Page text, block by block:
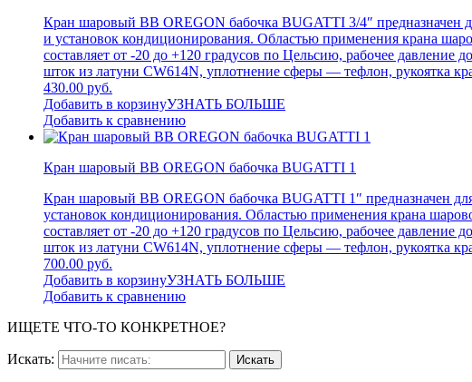
Кран шаровый ВВ OREGON бабочка BUGATTI 3/4″ предназначен
и установок кондиционирования. Областью применения крана
составляет от -20 до +120 градусов по Цельсию, рабочее
шток из латуни CW614N, уплотнение сферы — тефлон, рукоятка
430.00 руб.
Добавить в корзинуУЗНАТЬ БОЛЬШЕ
Добавить к сравнению
Кран шаровый ВВ OREGON бабочка BUGATTI 1
Кран шаровый ВВ OREGON бабочка BUGATTI 1″ предназначен
установок кондиционирования. Областью применения крана
составляет от -20 до +120 градусов по Цельсию, рабочее
шток из латуни CW614N, уплотнение сферы — тефлон, рукоятка
700.00 руб.
Добавить в корзинуУЗНАТЬ БОЛЬШЕ
Добавить к сравнению
ИЩЕТЕ ЧТО-ТО КОНКРЕТНОЕ?
Искать: